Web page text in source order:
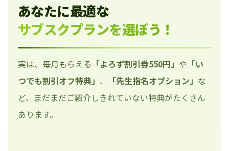
あなたに最適な
サブスクプランを選ぼう！
実は、毎月もらえる 「よろず割引券550円」 や 「い
つでも割引オフ特典」 、 「先生指名オプション」 な
ど、まだまだご紹介しきれていない特典がたくさん
あります。